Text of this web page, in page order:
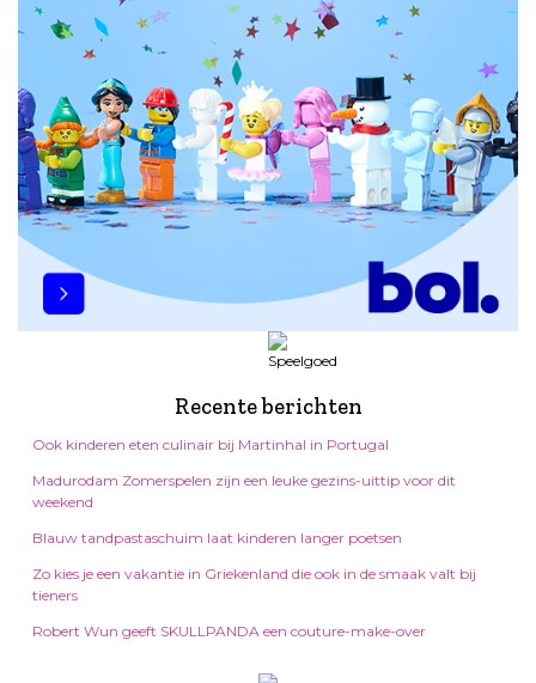
Recente berichten
Ook kinderen eten culinair bij Martinhal in Portugal
Madurodam Zomerspelen zijn een leuke gezins-uittip voor dit
weekend
Blauw tandpastaschuim laat kinderen langer poetsen
Zo kies je een vakantie in Griekenland die ook in de smaak valt bij
tieners
Robert Wun geeft SKULLPANDA een couture-make-over